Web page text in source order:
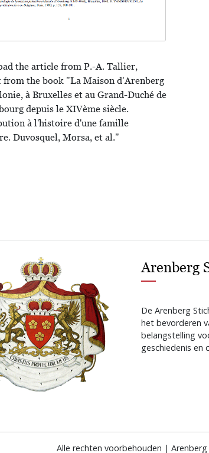
the article from P.-A. Tallier,
from the book "La Maison d’Arenberg
à Bruxelles et au Grand-Duché de
depuis le XIVème siècle.
à l'histoire d'une famille
Duvosquel, Morsa, et al."
Arenberg
De Arenberg
het bevorderen
belangstelling
geschiedenis en
Alle rechten voorbehouden |